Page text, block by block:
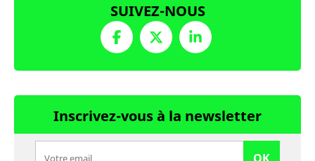
SUIVEZ-NOUS
Inscrivez-vous à la newsletter